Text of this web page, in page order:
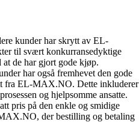
kunder har skrytt av EL-
til svært konkurransedyktige
at de har gjort gode kjøp.
har også fremhevet den gode
fra EL-MAX.NO. Dette inkluderer
og hjelpsomme ansatte.
pris på den enkle og smidige
der bestilling og betaling